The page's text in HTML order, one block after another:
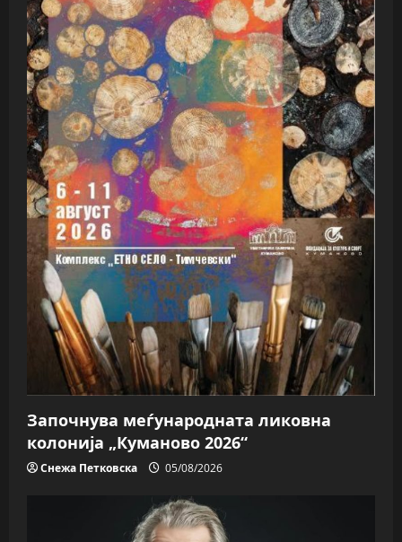
Започнува меѓународната ликовна
колонија „Куманово 2026“
Снежа Петковска 05/08/2026